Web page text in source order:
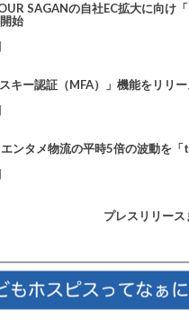
SAGANの自社EC拡大に向け
始
キー認証（MFA）」機能をリリー
ンタメ物流の平時5倍の波動を
プレスリリー